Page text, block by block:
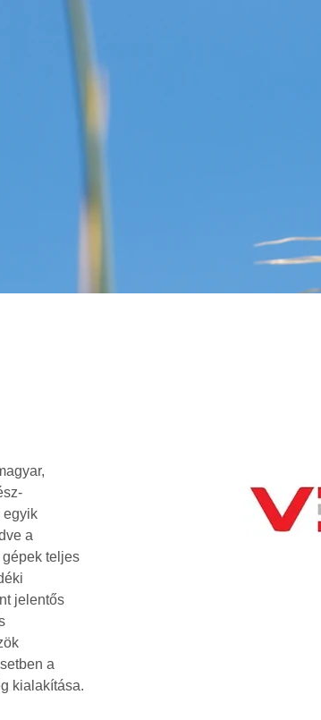
egyik
a
teljes
jelentős
a
kialakítása.